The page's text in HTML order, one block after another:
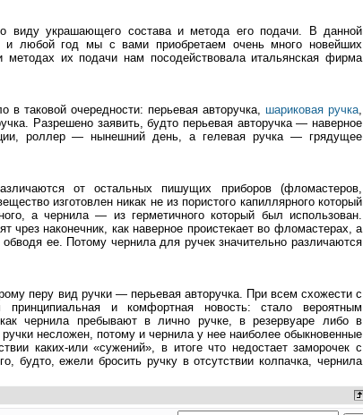
виду украшающего состава и метода его подачи. В данной
и любой год мы с вами приобретаем очень много новейших
методах их подачи нам посодействовала итальянская фирма
в таковой очередности: перьевая авторучка, шариковая ручка,
Разрешено заявить, будто перьевая авторучка — наверное
роллер — нынешний день, а гелевая ручка — грядущее
от остальных пишущих приборов (фломастеров,
изготовлен никак не из пористого капиллярного который
а чернила — из герметичного который был использован.
чрез наконечник, как наверное проистекает во фломастерах, а
ее. Потому чернила для ручек значительно различаются
перу вид ручки — перьевая авторучка. При всем схожести с
и комфортная новость: стало вероятным
чернила пребывают в лично ручке, в резервуаре либо в
несложен, потому и чернила у нее наиболее обыкновенные
каких-или «сужений», в итоге что недостает заморочек с
будто, ежели бросить ручку в отсутствии колпачка, чернила